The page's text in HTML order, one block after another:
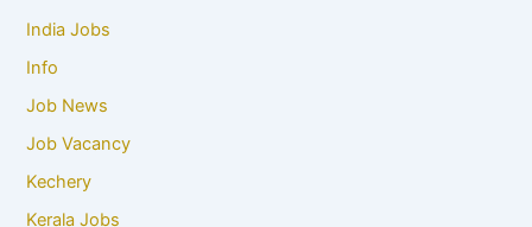
India Jobs
Info
Job News
Job Vacancy
Kechery
Kerala Jobs